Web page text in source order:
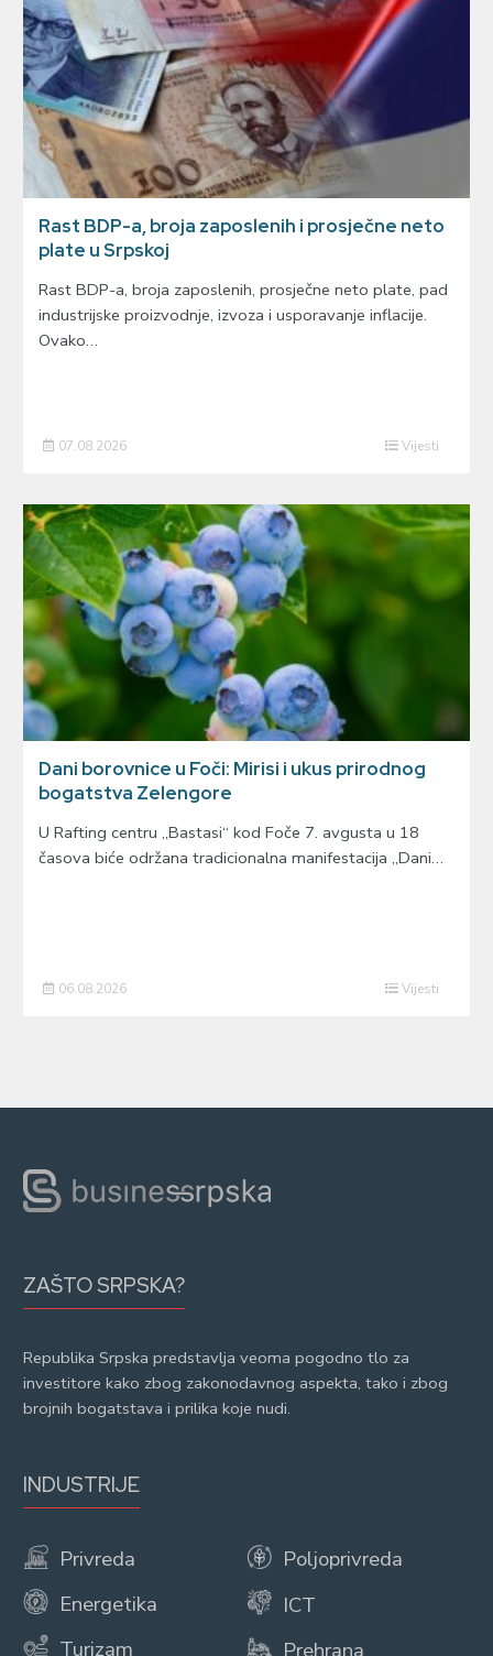
Rast BDP-a, broja zaposlenih i prosječne neto
plate u Srpskoj
Rast BDP-a, broja zaposlenih, prosječne neto plate, pad
industrijske proizvodnje, izvoza i usporavanje inflacije.
Ovako…
07.08.2026 Vijesti
Dani borovnice u Foči: Mirisi i ukus prirodnog
bogatstva Zelengore
U Rafting centru „Bastasi“ kod Foče 7. avgusta u 18
časova biće održana tradicionalna manifestacija „Dani…
06.08.2026 Vijesti
ZAŠTO SRPSKA?
Republika Srpska predstavlja veoma pogodno tlo za
investitore kako zbog zakonodavnog aspekta, tako i zbog
brojnih bogatstava i prilika koje nudi.
INDUSTRIJE
Privreda
Energetika
Turizam
Poljoprivreda
ICT